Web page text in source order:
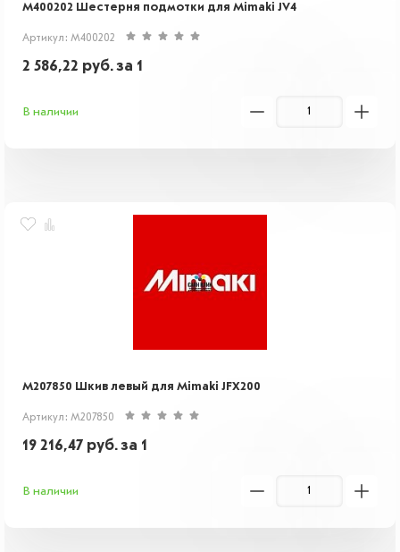
M400202 Шестерня подмотки для Mimaki JV4
Артикул: M400202
2 586,22 руб.за 1
В наличии
M207850 Шкив левый для Mimaki JFX200
Артикул: M207850
19 216,47 руб.за 1
В наличии